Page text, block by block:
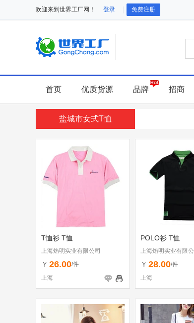
欢迎来到世界工厂网！ 登录 免费注册
首页 优质货源 品牌 招商
盐城市女式T恤
T恤衫 T恤
上海焰明实业有限公司
￥ 26.00/件
上海
POLO衫 T恤
上海焰明实业有限公
￥ 28.00/件
上海